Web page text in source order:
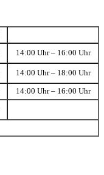
14:00 Uhr – 16:00 Uhr
14:00 Uhr – 18:00 Uhr
14:00 Uhr – 16:00 Uhr